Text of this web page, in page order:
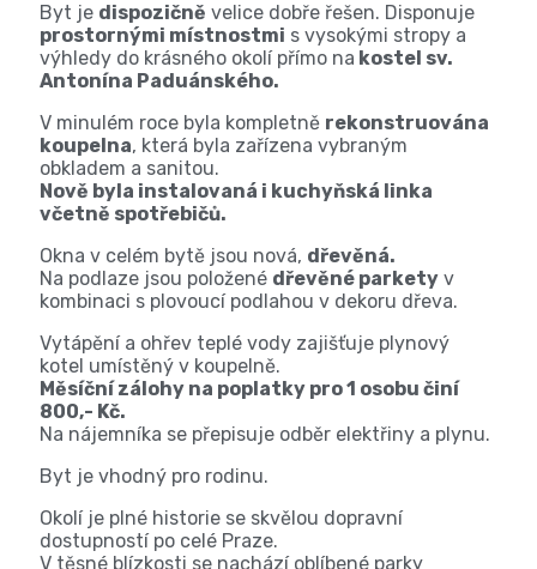
Byt je dispozičně velice dobře řešen. Disponuje
prostornými místnostmi s vysokými stropy a
výhledy do krásného okolí přímo na kostel sv.
Antonína Paduánského.
V minulém roce byla kompletně rekonstruována
koupelna, která byla zařízena vybraným
obkladem a sanitou.
Nově byla instalovaná i kuchyňská linka
včetně spotřebičů.
Okna v celém bytě jsou nová, dřevěná.
Na podlaze jsou položené dřevěné parkety v
kombinaci s plovoucí podlahou v dekoru dřeva.
Vytápění a ohřev teplé vody zajišťuje plynový
kotel umístěný v koupelně.
Měsíční zálohy na poplatky pro 1 osobu činí
800,- Kč.
Na nájemníka se přepisuje odběr elektřiny a plynu.
Byt je vhodný pro rodinu.
Okolí je plné historie se skvělou dopravní
dostupností po celé Praze.
V těsné blízkosti se nachází oblíbené parky